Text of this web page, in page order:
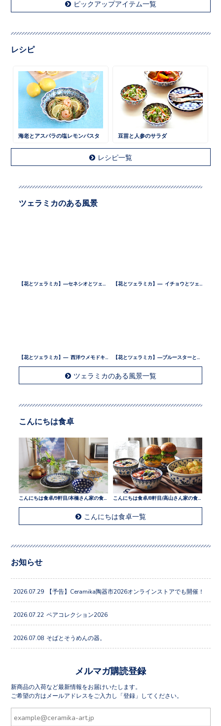
ピックアップアイテム一覧
レシピ
海老とアスパラの塩レモンパスタ 豆苗と人参のサラダ
レシピ一覧
ツェラミカのある風景
ツェラミカのある風景一覧
こんにちは食卓/8軒目/高山さん家の食卓
こんにちは食卓一覧
ご希望の方はメールアドレスをご入力し「登録」してください。